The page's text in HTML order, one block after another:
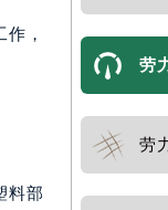
，
料部
劳
劳